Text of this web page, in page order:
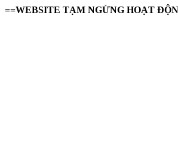
==WEBSITE TẠM NGỪNG HOẠT